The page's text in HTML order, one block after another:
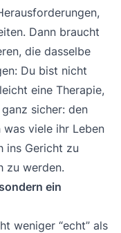
Dann braucht
die dasselbe
Du bist nicht
eine Therapie,
sicher: den
viele ihr Leben
ins Gericht zu
zu werden.
ein
weniger “echt” als